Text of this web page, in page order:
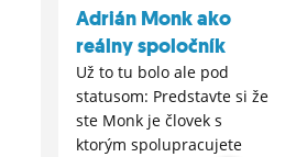
Adrián Monk ako
reálny spoločník
Už to tu bolo ale pod
statusom: Predstavte si že
ste Monk je človek s
ktorým spolupracujete